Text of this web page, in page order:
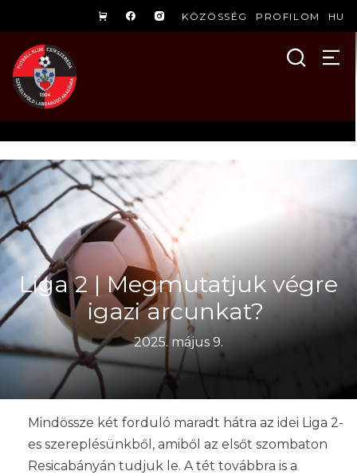
KÖZÖSSÉG PROFILOM HU
Liga 2 | Megmutatjuk végre
igazi arcunkat?
2025. május 9.
Mindössze két forduló maradt hátra az idei Liga 2-
es szereplésünkből, amiből az elsőt szombaton
Resicabányán tudjuk le. A tét továbbra is a